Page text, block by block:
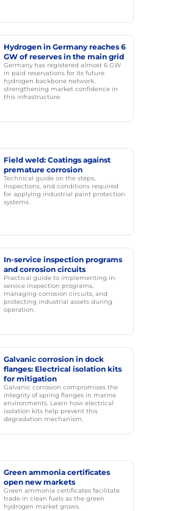
Hydrogen in Germany reaches 6
GW of reserves in the main grid
Germany has registered almost 6 GW
in paid reservations for its future
hydrogen backbone network,
strengthening market confidence in
this infrastructure.
Field weld: Coatings against
premature corrosion
Technical guide on the steps,
inspections, and conditions required
for applying industrial paint protection
systems.
In-service inspection programs
and corrosion circuits
Practical guide to implementing in-
service inspection programs,
managing corrosion circuits, and
protecting industrial assets during
operation.
Galvanic corrosion in dock
flanges: Electrical isolation kits
for mitigation
Galvanic corrosion compromises the
integrity of spring flanges in marine
environments. Learn how electrical
isolation kits help prevent this
degradation mechanism.
Green ammonia certificates
open new markets
Green ammonia certificates facilitate
trade in clean fuels as the green
hydrogen market grows.